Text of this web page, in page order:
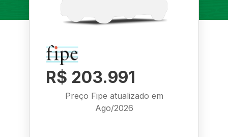
R$ 203.991
Preço Fipe atualizado em
Ago/2026